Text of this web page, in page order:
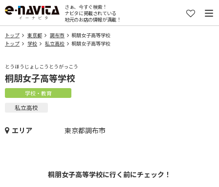
さぁ、今すぐ検索！
ナビタに掲載されている
地元のお店の情報が満載！
トップ 東京都 調布市
桐朋女子高等学校
トップ
学校 私立高校 桐朋女子高等学校
とうほうじょしこうとうがっこう
桐朋女子高等学校
学校・教育
私立高校
エリア 東京都調布市
桐朋女子高等学校に行く前にチェック！